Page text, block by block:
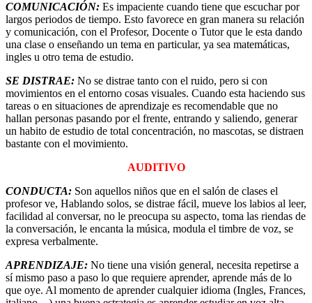
COMUNICACIÓN: Es impaciente cuando tiene que escuchar por
largos periodos de tiempo. Esto favorece en gran manera su relación
y comunicación, con el Profesor, Docente o Tutor que le esta dando
una clase o enseñando un tema en particular, ya sea matemáticas,
ingles u otro tema de estudio.
SE DISTRAE: No se distrae tanto con el ruido, pero si con
movimientos en el entorno cosas visuales. Cuando esta haciendo sus
tareas o en situaciones de aprendizaje es recomendable que no
hallan personas pasando por el frente, entrando y saliendo, generar
un habito de estudio de total concentración, no mascotas, se distraen
bastante con el movimiento.
AUDITIVO
CONDUCTA: Son aquellos niños que en el salón de clases el
profesor ve, Hablando solos, se distrae fácil, mueve los labios al leer,
facilidad al conversar, no le preocupa su aspecto, toma las riendas de
la conversación, le encanta la música, modula el timbre de voz, se
expresa verbalmente.
APRENDIZAJE: No tiene una visión general, necesita repetirse a
sí mismo paso a paso lo que requiere aprender, aprende más de lo
que oye. Al momento de aprender cualquier idioma (Ingles, Frances,